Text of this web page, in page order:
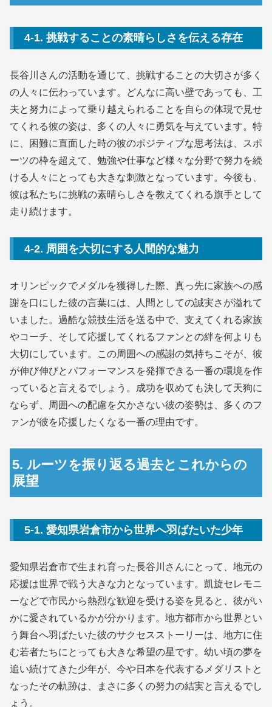
4-1. 挑戦することの素晴らしさを伝える存在
長谷川さんの活動を通じて、挑戦することの大切さが多く
の人々に伝わっています。
どんなに高い壁であっても、工
夫と努力によって乗り越えられることを自らの体現で見せ
てくれる彼の姿は、多くの人々に勇気を与えています。 特
に、困難に直面した時の彼のポジティブな思考法は、スポ
ーツの枠を超えて、勉強や仕事など様々な分野で努力を続
ける人々にとっても大きな刺激となっています。 今後も、
彼は私たちに挑戦の素晴らしさを教えてくれる旗手として
走り続けます。
4-2. 周囲を大切にする人間的な魅力
オリンピックでメダルを獲得した際、真っ先に家族への感
謝を口にした彼の言葉には、人間としての誠実さが溢れて
いました。 過酷な競技生活を送る中で、支えてくれる家族
やコーチ、そして応援してくれるファンとの絆を何よりも
大切にしています。
この周囲への感謝の気持ちこそが、彼
が伸び伸びとパフォーマンスを発揮できる一番の環境を作
っていると言えるでしょう。
成功を収めても決して天狗に
ならず、周囲への配慮を欠かさない彼の姿勢は、多くのフ
ァンが彼を応援したくなる一番の理由です。
5. ルーツを振り返る過去とこれからの
展望
5-1. 愛知県岩倉市から世界へ羽ばたいた少年
愛知県岩倉市で生まれ育った長谷川さんにとって、地元の
応援は世界で戦う大きな力となっています。 凱旋セレモニ
ーなどで市民から熱烈な歓迎を受ける姿を見ると、彼がい
かに愛されているかが分かります。 地方都市から世界とい
う舞台へ羽ばたいた彼のサクセスストーリーは、地方に住
む若者たちにとっても大きな希望の星です。 幼い頃の夢を
追い続けてきた少年が、今や日本を代表するメダリストと
なったその軌跡は、まさに多くの努力の結実と言えるでし
ょう。